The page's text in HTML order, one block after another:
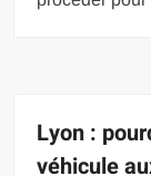
Lyon :
véhicule